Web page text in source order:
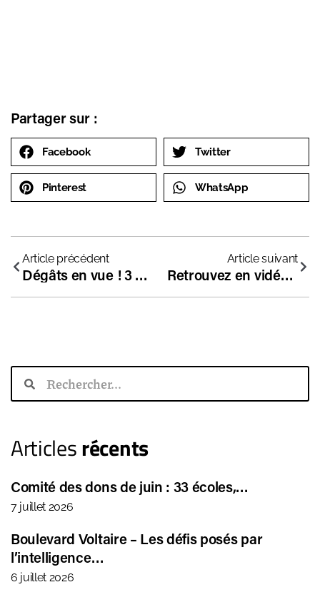
Partager sur :
Facebook Twitter
Pinterest WhatsApp
Article précédent
Dégâts en vue ! 3 grandes académies mettent en garde contre les écrans : parents et établissements, à quand le réveil ?
Article suivant
Retrouvez en vidéos le Salon Libsco : tables rondes, ateliers et reportages…
Articlesrécents
Comité des dons de juin : 33 écoles,…
7 juillet 2026
Boulevard Voltaire – Les défis posés par
l’intelligence…
6 juillet 2026